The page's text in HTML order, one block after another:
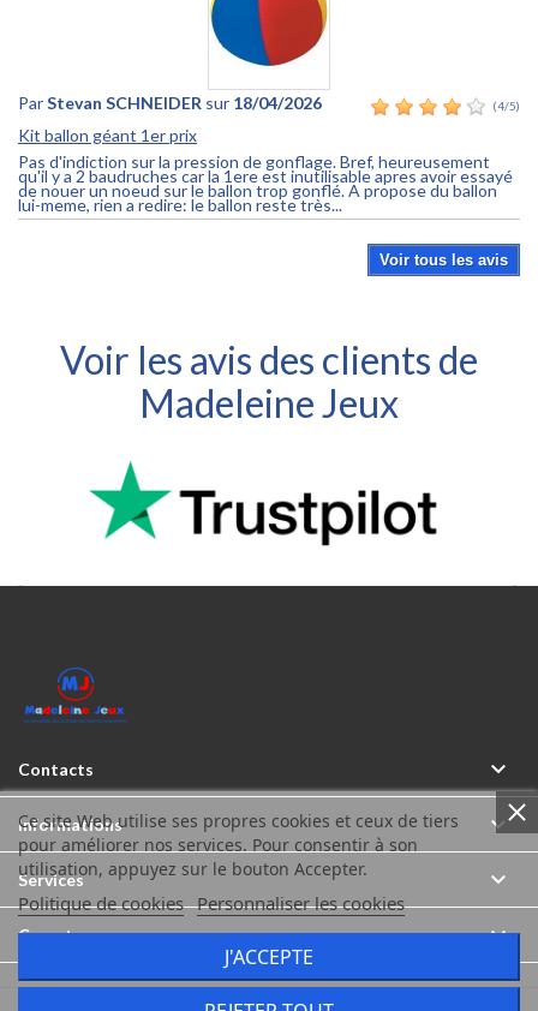
ParStevan SCHNEIDER sur 18/04/2026 (4/5)
Kit ballon géant 1er prix
Pas d'indiction sur la pression de gonflage. Bref, heureusement
qu'il y a 2 baudruches car la 1ere est inutilisable apres avoir essayé
de nouer un noeud sur le ballon trop gonflé. A propose du ballon
lui-meme, rien a redire: le ballon reste très...
Voir tous les avis
Voir les avis des clients de
Madeleine Jeux
 
Contacts 
Ce site Web utilise ses propres cookies et ceux de tiers
pour améliorer nos services. Pour consentir à son
utilisation, appuyez sur le bouton Accepter.
Politique de cookies Personnaliser les cookies
J'ACCEPTE
Informations 
Services 
Compte 